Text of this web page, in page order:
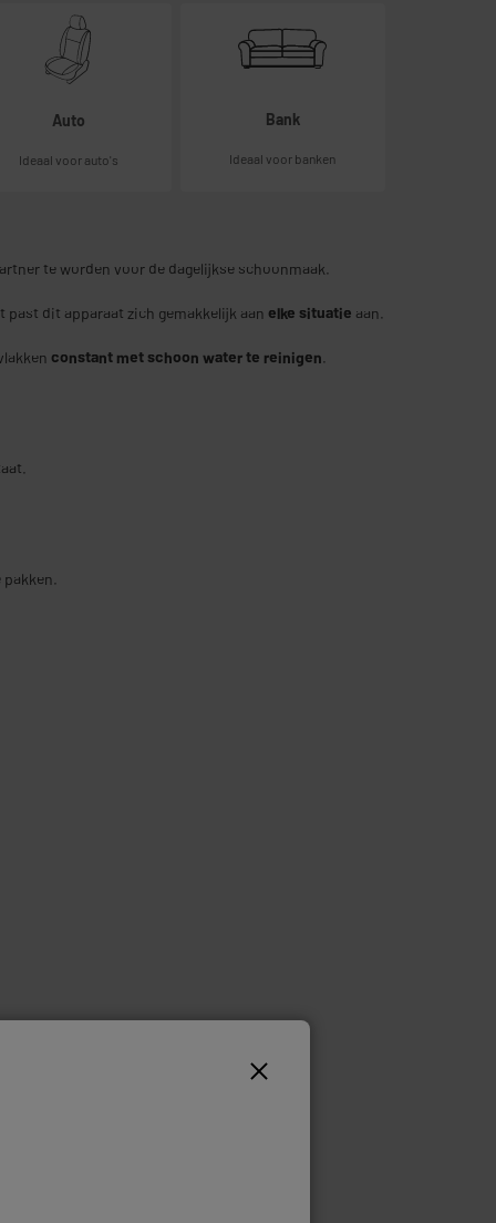
Auto
Ideaal voor auto's
Bank
Ideaal voor banken
te worden voor de dagelijkse schoonmaak.
past dit apparaat zich gemakkelijk aan elke situatie aan.
constant met schoon water te reinigen.
pakken.